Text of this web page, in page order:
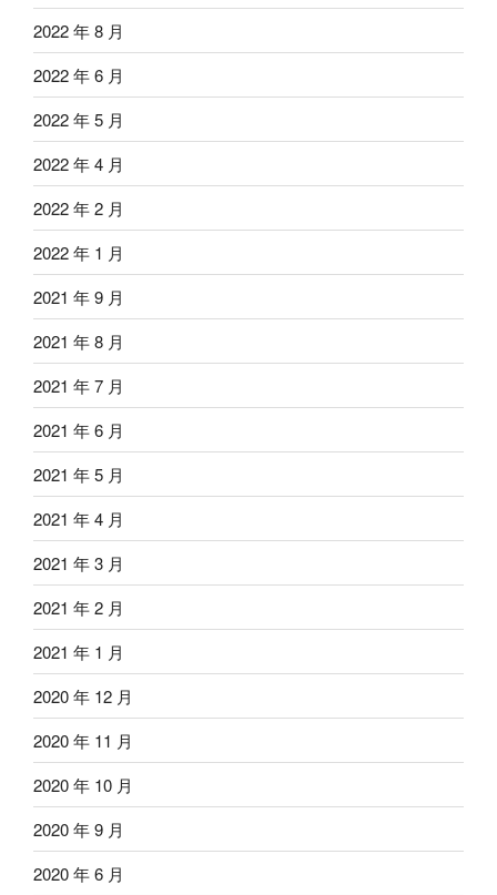
2022 年 8 月
2022 年 6 月
2022 年 5 月
2022 年 4 月
2022 年 2 月
2022 年 1 月
2021 年 9 月
2021 年 8 月
2021 年 7 月
2021 年 6 月
2021 年 5 月
2021 年 4 月
2021 年 3 月
2021 年 2 月
2021 年 1 月
2020 年 12 月
2020 年 11 月
2020 年 10 月
2020 年 9 月
2020 年 6 月